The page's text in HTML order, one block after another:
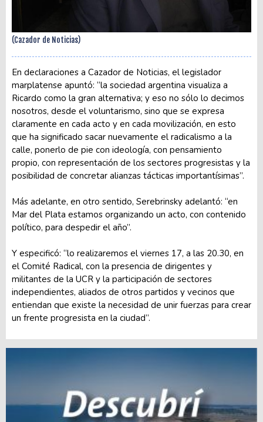
(Cazador de Noticias)
En declaraciones a Cazador de Noticias, el legislador
marplatense apuntó: “la sociedad argentina visualiza a
Ricardo como la gran alternativa; y eso no sólo lo decimos
nosotros, desde el voluntarismo, sino que se expresa
claramente en cada acto y en cada movilización, en esto
que ha significado sacar nuevamente el radicalismo a la
calle, ponerlo de pie con ideología, con pensamiento
propio, con representación de los sectores progresistas y la
posibilidad de concretar alianzas tácticas importantísimas”.
Más adelante, en otro sentido, Serebrinsky adelantó: “en
Mar del Plata estamos organizando un acto, con contenido
político, para despedir el año”.
Y especificó: “lo realizaremos el viernes 17, a las 20.30, en
el Comité Radical, con la presencia de dirigentes y
militantes de la UCR y la participación de sectores
independientes, aliados de otros partidos y vecinos que
entiendan que existe la necesidad de unir fuerzas para crear
un frente progresista en la ciudad”.